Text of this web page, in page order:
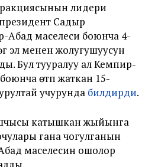
лидери
Садыр
маселеси боюнча 4-
эл менен жолугушуусун
Бул тууралуу ал Кемпир-
өтүп жаткан 15-
учурунда билдирди.
катышкан жыйынга
гана чогулганын
маселесин ошолор